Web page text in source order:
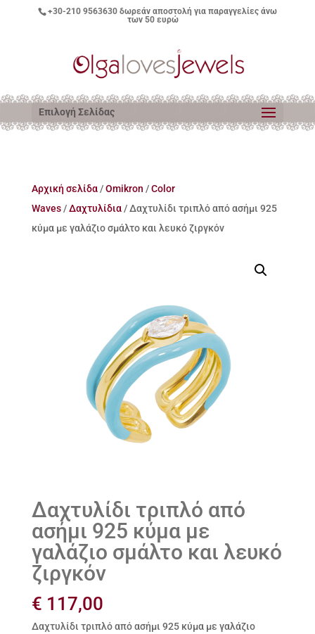
+30-210 9563630δωρεάν αποστολή για παραγγελίες άνω
των 50 ευρώ
Επιλογή Σελίδας
Αρχική σελίδα/Omikron /Color
Waves/Δαχτυλίδια/ Δαχτυλίδι τριπλό από ασήμι 925
κύμα με γαλάζιο σμάλτο και λευκό ζιργκόν
Δαχτυλίδι τριπλό από
ασήμι 925 κύμα με
γαλάζιο σμάλτο και λευκό
ζιργκόν
€ 117,00
Δαχτυλίδι τριπλό από ασήμι 925 κύμα με γαλάζιο